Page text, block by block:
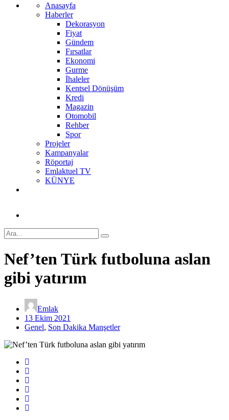
Anasayfa
Haberler
Dekorasyon
Fiyat
Gündem
Fırsatlar
Ekonomi
Gurme
İhaleler
Kentsel Dönüşüm
Kredi
Magazin
Otomobil
Rehber
Spor
Projeler
Kampanyalar
Röportaj
Emlaktuel TV
KÜNYE
Nef’ten Türk futboluna aslan
gibi yatırım
Emlak
13 Ekim 2021
Genel, Son Dakika Manşetler